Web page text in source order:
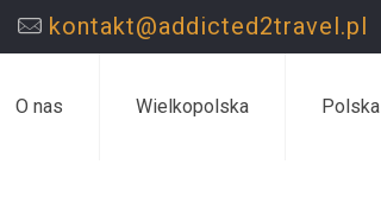
kontakt@addicted2travel.pl
O nas Wielkopolska Polska